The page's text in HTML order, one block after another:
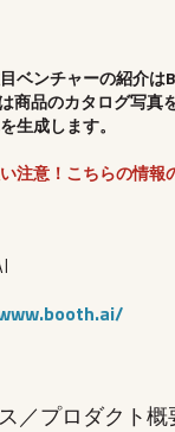
ベンチャーの紹介は
商品のカタログ写真
生成します。
注意！こちらの情
／プロダクト概